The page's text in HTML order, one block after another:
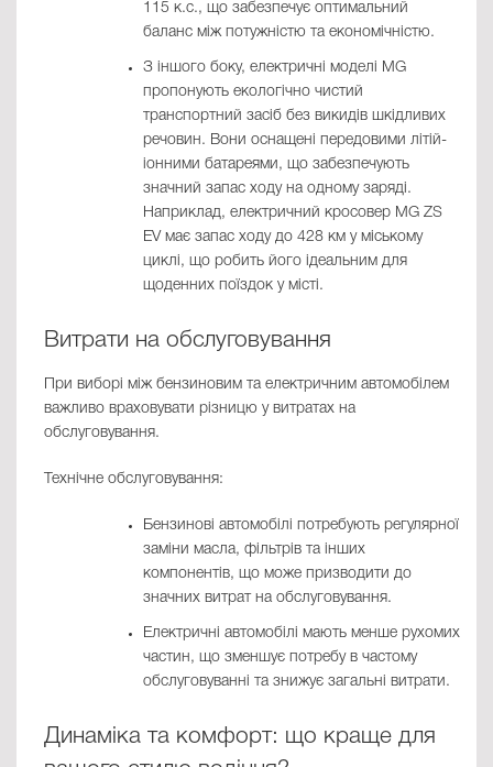
115 к.с., що забезпечує оптимальний
баланс між потужністю та економічністю.
З іншого боку, електричні моделі MG
пропонують екологічно чистий
транспортний засіб без викидів шкідливих
речовин. Вони оснащені передовими літій-
іонними батареями, що забезпечують
значний запас ходу на одному заряді.
Наприклад, електричний кросовер MG ZS
EV має запас ходу до 428 км у міському
циклі, що робить його ідеальним для
щоденних поїздок у місті.
Витрати на обслуговування
При виборі між бензиновим та електричним автомобілем
важливо враховувати різницю у витратах на
обслуговування.
Технічне обслуговування:
Бензинові автомобілі потребують регулярної
заміни масла, фільтрів та інших
компонентів, що може призводити до
значних витрат на обслуговування.
Електричні автомобілі мають менше рухомих
частин, що зменшує потребу в частому
обслуговуванні та знижує загальні витрати.
Динаміка та комфорт: що краще для